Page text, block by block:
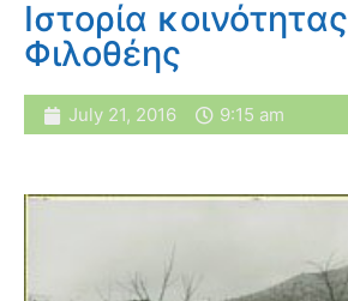
Ιστορία κοινότητας
Φιλοθέης
July 21, 2016 9:15 am